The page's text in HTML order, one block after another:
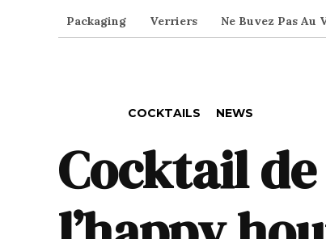
Packaging Verriers Ne Buvez Pas Au
COCKTAILS NEWS
Cocktail